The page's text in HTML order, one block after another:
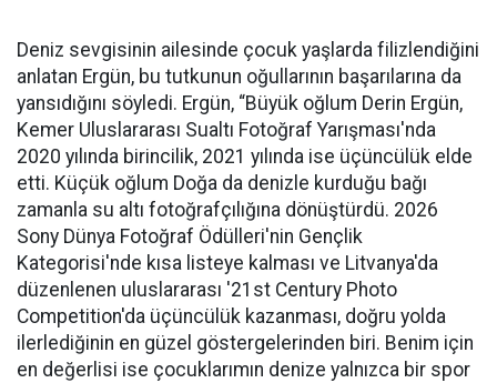
Deniz sevgisinin ailesinde çocuk yaşlarda filizlendiğini
anlatan Ergün, bu tutkunun oğullarının başarılarına da
yansıdığını söyledi. Ergün, “Büyük oğlum Derin Ergün,
Kemer Uluslararası Sualtı Fotoğraf Yarışması'nda
2020 yılında birincilik, 2021 yılında ise üçüncülük elde
etti. Küçük oğlum Doğa da denizle kurduğu bağı
zamanla su altı fotoğrafçılığına dönüştürdü. 2026
Sony Dünya Fotoğraf Ödülleri'nin Gençlik
Kategorisi'nde kısa listeye kalması ve Litvanya'da
düzenlenen uluslararası '21st Century Photo
Competition'da üçüncülük kazanması, doğru yolda
ilerlediğinin en güzel göstergelerinden biri. Benim için
en değerlisi ise çocuklarımın denize yalnızca bir spor